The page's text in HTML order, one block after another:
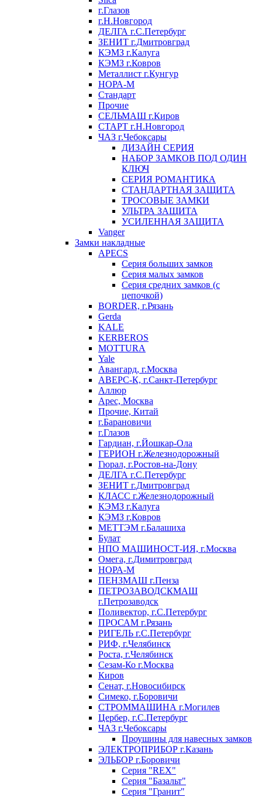
г.Глазов
г.Н.Новгород
ДЕЛГА г.С.Петербург
ЗЕНИТ г.Дмитровград
КЭМЗ г.Калуга
КЭМЗ г.Ковров
Металлист г.Кунгур
НОРА-М
Стандарт
Прочие
СЕЛЬМАШ г.Киров
СТАРТ г.Н.Новгород
ЧАЗ г.Чебоксары
ДИЗАЙН СЕРИЯ
НАБОР ЗАМКОВ ПОД ОДИН
КЛЮЧ
СЕРИЯ РОМАНТИКА
СТАНДАРТНАЯ ЗАЩИТА
ТРОСОВЫЕ ЗАМКИ
УЛЬТРА ЗАЩИТА
УСИЛЕННАЯ ЗАЩИТА
Vanger
Замки накладные
APECS
Серия больших замков
Серия малых замков
Серия средних замков (с
цепочкой)
BORDER, г.Рязань
Gerda
KALE
KERBEROS
MOTTURA
Yale
Авангард, г.Москва
АВЕРС-К, г.Санкт-Петербург
Аллюр
Арес, Москва
Прочие, Китай
г.Барановичи
г.Глазов
Гардиан, г.Йошкар-Ола
ГЕРИОН г.Железнодорожный
Гюрал, г.Ростов-на-Дону
ДЕЛГА г.С.Петербург
ЗЕНИТ г.Дмитровград
КЛАСС г.Железнодорожный
КЭМЗ г.Калуга
КЭМЗ г.Ковров
МЕТТЭМ г.Балашиха
Булат
НПО МАШИНОСТ-ИЯ, г.Москва
Омега, г.Димитровград
НОРА-М
ПЕНЗМАШ г.Пенза
ПЕТРОЗАВОДСКМАШ
г.Петрозаводск
Поливектор, г.С.Петербург
ПРОСАМ г.Рязань
РИГЕЛЬ г.С.Петербург
РИФ, г.Челябинск
Роста, г.Челябинск
Сезам-Ко г.Москва
Киров
Сенат, г.Новосибирск
Симеко, г.Боровичи
СТРОММАШИНА г.Могилев
Цербер, г.С.Петербург
ЧАЗ г.Чебоксары
Проушины для навесных замков
ЭЛЕКТРОПРИБОР г.Казань
ЭЛЬБОР г.Боровичи
Серия "REX"
Серия "Базальт"
Серия "Гранит"